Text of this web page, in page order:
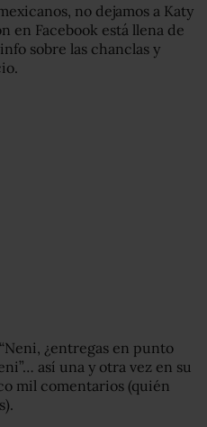
no dejamos a Katy
en Facebook está llena de
sobre las chanclas y
¿entregas en punto
así una y otra vez en su
mil comentarios (quién